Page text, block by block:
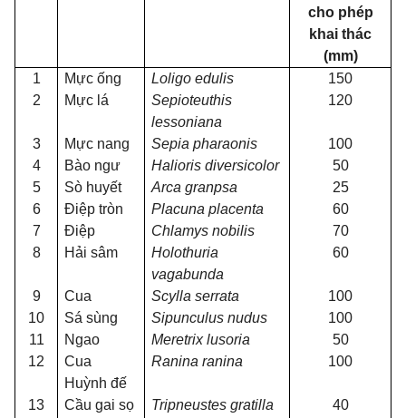
cho phép
khai thác
(mm)
1
Mực ống Loligo edulis
150
2
Mực lá
Sepioteuthis
lessoniana
120
3 Mực nang Sepia pharaonis
100
4
Bào ngư Halioris diversicolor
50
5
Sò huyết Arca granpsa
25
6
Điệp tròn Placuna placenta
60
7
Điệp Chlamys nobilis
70
8
Hải sâm
Holothuria
vagabunda
60
9 Cua Scylla serrata
100
10
Sá sùng Sipunculus nudus
100
11
Ngao Meretrix lusoria
50
12
Cua
Huỳnh đế
Ranina ranina 100
13
Cầu gai sọ
Tripneustes gratilla 40